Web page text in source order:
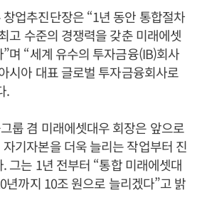
업추진단장은 “1년 동안 통합절차
고 수준의 경쟁력을 갖춘 미래에셋
며 “세계 유수의 투자금융(IB)회사
시아 대표 글로벌 투자금융회사로
.
룹 겸 미래에셋대우 회장은 앞으로
기자본을 더욱 늘리는 작업부터 진
그는 1년 전부터 “통합 미래에셋대
년까지 10조 원으로 늘리겠다”고 밝